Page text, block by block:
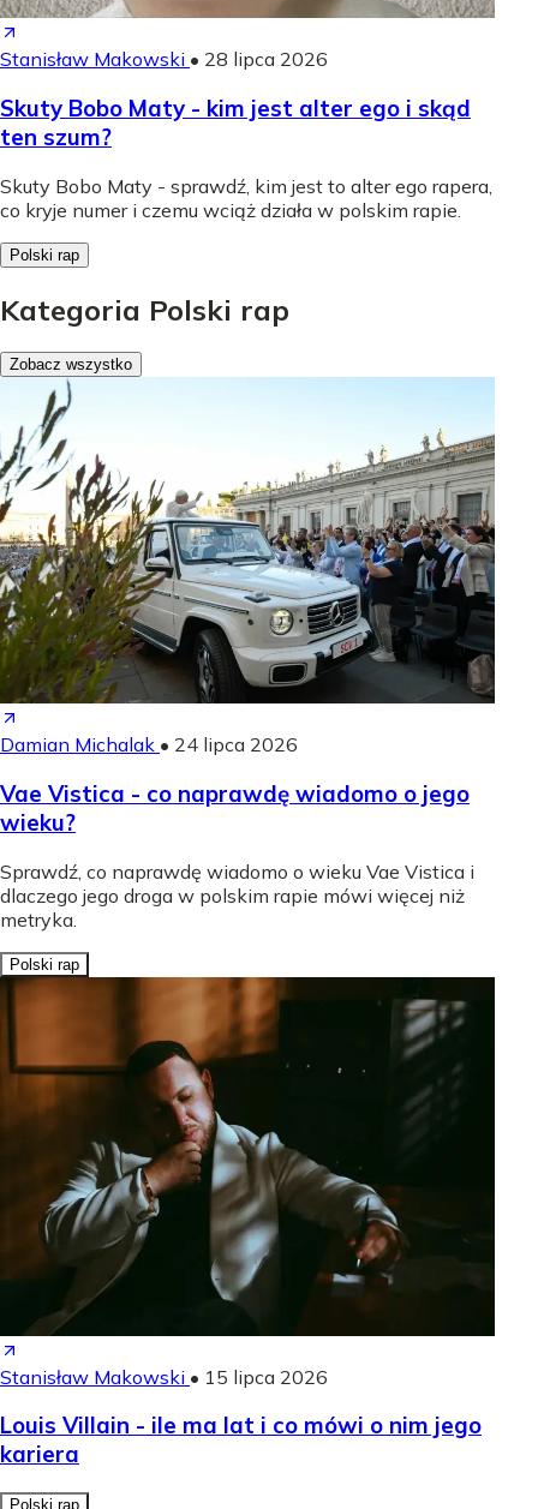
Stanisław Makowski • 28 lipca 2026
Skuty Bobo Maty - kim jest alter ego i skąd
ten szum?
Skuty Bobo Maty - sprawdź, kim jest to alter ego rapera,
co kryje numer i czemu wciąż działa w polskim rapie.
Polski rap
Kategoria Polski rap
Zobacz wszystko
Damian Michalak • 24 lipca 2026
Vae Vistica - co naprawdę wiadomo o jego
wieku?
Sprawdź, co naprawdę wiadomo o wieku Vae Vistica i
dlaczego jego droga w polskim rapie mówi więcej niż
metryka.
Polski rap
Stanisław Makowski • 15 lipca 2026
Louis Villain - ile ma lat i co mówi o nim jego
kariera
Polski rap